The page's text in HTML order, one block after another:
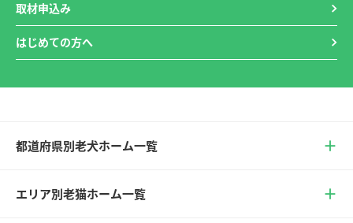
取材申込み
はじめての方へ
都道府県別老犬ホーム一覧
エリア別老猫ホーム一覧